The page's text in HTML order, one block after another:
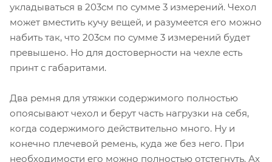
укладываться в 203см по сумме 3 измерений. Чехол
может вместить кучу вещей, и разумеется его можно
набить так, что 203см по сумме 3 измерений будет
превышено. Но для достоверности на чехле есть
принт с габаритами.
Два ремня для утяжки содержимого полностью
опоясывают чехол и берут часть нагрузки на себя,
когда содержимого действительно много. Ну и
конечно плечевой ремень, куда же без него. При
необходимости его можно полностью отстегнуть. Ах